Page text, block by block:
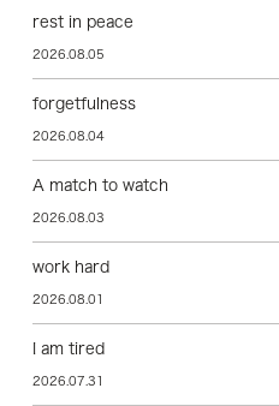
rest in peace
2026.08.05
forgetfulness
2026.08.04
A match to watch
2026.08.03
work hard
2026.08.01
I am tired
2026.07.31